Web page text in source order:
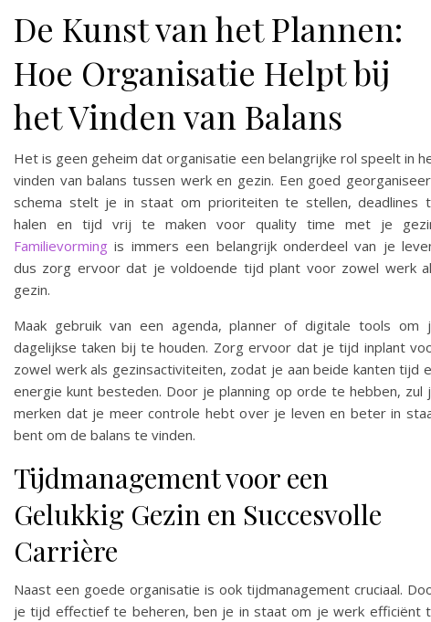
De Kunst van het Plannen:
Hoe Organisatie Helpt bij
het Vinden van Balans
Het is geen geheim dat organisatie een belangrijke rol speelt in
vinden van balans tussen werk en gezin. Een goed
schema stelt je in staat om prioriteiten te stellen, deadlines
halen en tijd vrij te maken voor quality time met je
Familievorming is immers een belangrijk onderdeel van je
dus zorg ervoor dat je voldoende tijd plant voor zowel werk
gezin.
Maak gebruik van een agenda, planner of digitale tools om
dagelijkse taken bij te houden. Zorg ervoor dat je tijd inplant
zowel werk als gezinsactiviteiten, zodat je aan beide kanten tijd
energie kunt besteden. Door je planning op orde te hebben, zul
merken dat je meer controle hebt over je leven en beter in
bent om de balans te vinden.
Tijdmanagement voor een
Gelukkig Gezin en Succesvolle
Carrière
Naast een goede organisatie is ook tijdmanagement cruciaal.
je tijd effectief te beheren, ben je in staat om je werk efficiënt